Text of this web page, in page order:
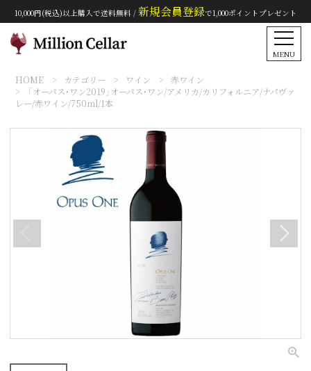
10,000円(税込)以上購入で送料無料 / 新規会員登録で1,000ポイントプレゼント
MENU
HOME カテゴリー ワイン
赤ワイン
「オーパス・ワン2019」オーパス・ワン/アメリカ/カリフォルニア/ナパヴァ
レー/赤ワイン/750ml/1本